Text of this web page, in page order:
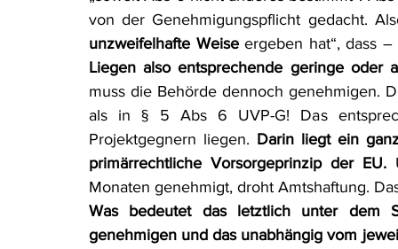
von der Genehmigungspflicht gedacht.
unzweifelhafte Weise
Liegen also entsprechende geringe
muss die Behörde dennoch genehmigen.
als in § 5 Abs 6 UVP-G! Das
Projektgegnern liegen. Darin liegt ein
primärrechtliche Vorsorgeprinzip der EU.
Monaten genehmigt, droht Amtshaftung.
Was bedeutet das letztlich unter dem
genehmigen und das unabhängig vom